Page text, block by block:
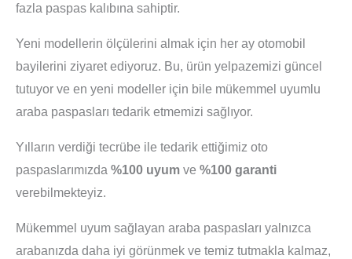
fazla paspas kalıbına sahiptir.
Yeni modellerin ölçülerini almak için her ay otomobil
bayilerini ziyaret ediyoruz. Bu, ürün yelpazemizi güncel
tutuyor ve en yeni modeller için bile mükemmel uyumlu
araba paspasları tedarik etmemizi sağlıyor.
Yılların verdiği tecrübe ile tedarik ettiğimiz oto
paspaslarımızda %100 uyum ve %100 garanti
verebilmekteyiz.
Mükemmel uyum sağlayan araba paspasları yalnızca
arabanızda daha iyi görünmek ve temiz tutmakla kalmaz,